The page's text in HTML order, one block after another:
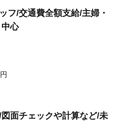
フ/交通費全額支給/主婦・
心
面チェックや計算など/未